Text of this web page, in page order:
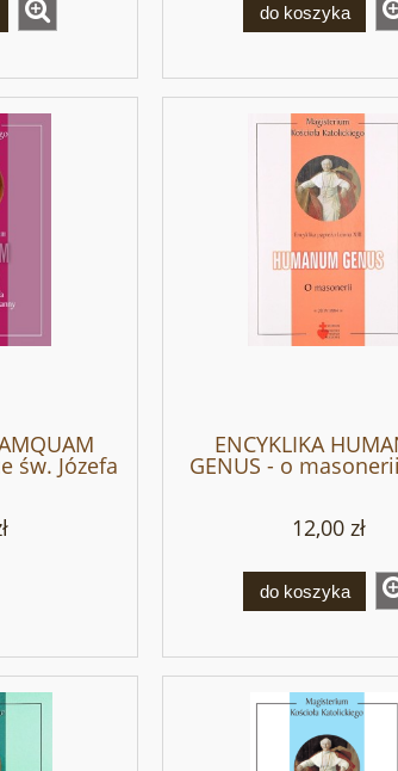
do koszyka
św. Józefa
ENCYKLIKA
GENUS - o
12,00 zł
do koszyka